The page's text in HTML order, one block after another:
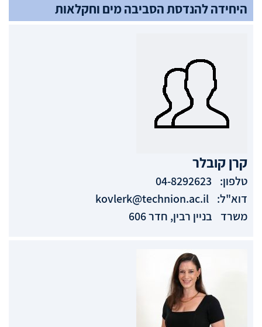
היחידה להנדסת הסביבה מים וחקלאות
קרןקובלר
טלפון:
04-8292623
דוא"ל: kovlerk@technion.ac.il
משרד
בניין רבין, חדר 606